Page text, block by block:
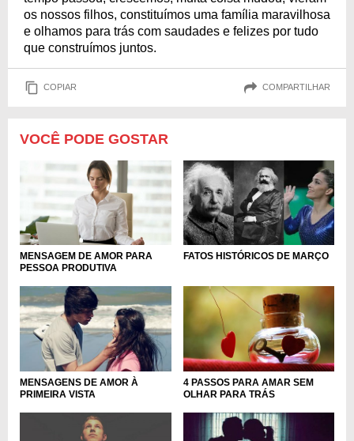
os nossos filhos, constituímos uma família maravilhosa
e olhamos para trás com saudades e felizes por tudo
que construímos juntos.
COPIAR COMPARTILHAR
VOCÊ PODE GOSTAR
MENSAGEM DE AMOR PARA
PESSOA PRODUTIVA
FATOS HISTÓRICOS DE MARÇO
MENSAGENS DE AMOR À
PRIMEIRA VISTA
4 PASSOS PARA AMAR SEM
OLHAR PARA TRÁS